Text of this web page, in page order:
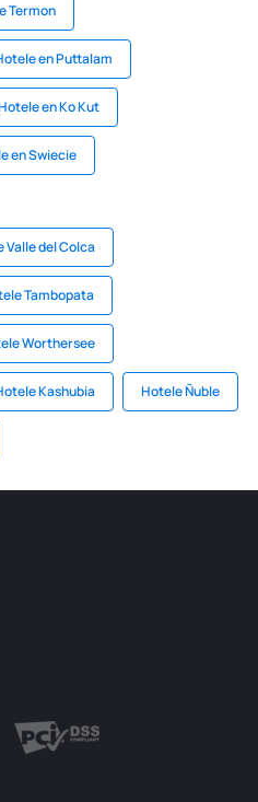
Termon
en Puttalam
en Ko Kut
en Swiecie
Valle del Colca
Tambopata
Worthersee
Kashubia Hotele Ñuble